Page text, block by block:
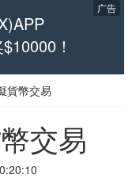
！
广告
貨幣交易
交易